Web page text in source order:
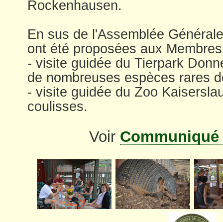
Rockenhausen.
En sus de l'Assemblée
ont été proposées aux
- visite guidée du Tierpark
de nombreuses espèces rares
- visite guidée du Zoo
coulisses.
Voir